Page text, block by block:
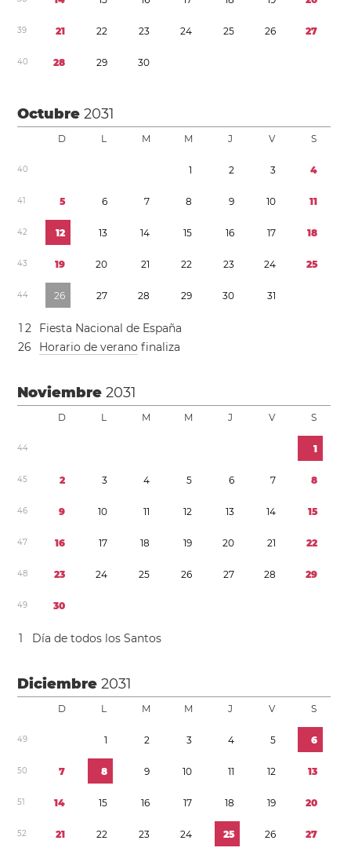
39 21 22 23 24 25 26 27
40 28 29 30
Octubre2031
D L M M J V S
40 1 2 3 4
41 5 6 7 8 9 10 11
42 12 13 14 15 16 17 18
43 19 20 21 22 23 24 25
44 26 27 28 29 30 31
1 2
Fiesta Nacional de España
26 Horario de verano finaliza
Noviembre2031
D L M M J V S
44 1
45 2 3 4 5 6 7 8
46 9 10 11 12 13 14 15
47 16 17 18 19 20 21 22
48 23 24 25 26 27 28 29
49 30
1 Día de todos los Santos
Diciembre2031
D L M M J V S
49 1 2 3 4 5 6
50 7 8 9 10 11 12 13
51 14 15 16 17 18 19 20
52 21 22 23 24 25 26 27